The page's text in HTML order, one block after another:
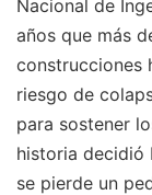
Nacional de
años que más
construcciones
riesgo de
para sostener
historia decidió
se pierde un